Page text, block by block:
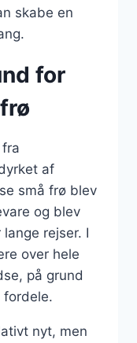
skabe en
for
af
små frø blev
og blev
rejser. I
over hele
på grund
nyt, men